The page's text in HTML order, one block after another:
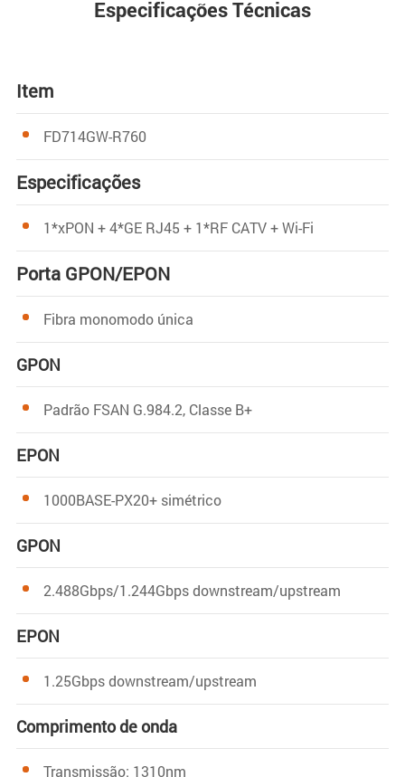
Especificações Técnicas
Item
FD714GW-R760
Especificações
1*xPON + 4*GE RJ45 + 1*RF CATV + Wi-Fi
Porta GPON/EPON
Fibra monomodo única
GPON
Padrão FSAN G.984.2, Classe B+
EPON
1000BASE-PX20+ simétrico
GPON
2.488Gbps/1.244Gbps downstream/upstream
EPON
1.25Gbps downstream/upstream
Comprimento de onda
Transmissão: 1310nm